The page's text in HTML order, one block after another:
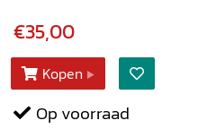
€35,00
Kopen
Op voorraad